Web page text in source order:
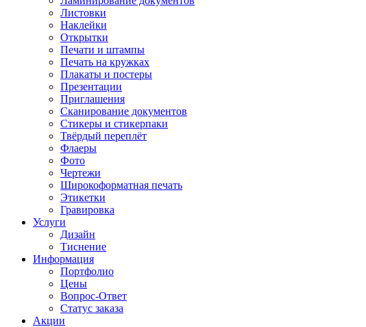
Листовки
Наклейки
Открытки
Печати и штампы
Печать на кружках
Плакаты и постеры
Презентации
Приглашения
Сканирование документов
Стикеры и стикерпаки
Твёрдый переплёт
Флаеры
Фото
Чертежи
Широкоформатная печать
Этикетки
Гравировка
Услуги
Дизайн
Тиснение
Информация
Портфолио
Цены
Вопрос-Ответ
Статус заказа
Акции